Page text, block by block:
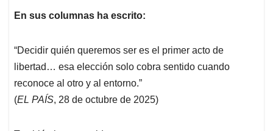
En sus columnas ha escrito:
“Decidir quién queremos ser es el primer acto de
libertad… esa elección solo cobra sentido cuando
reconoce al otro y al entorno.”
(EL PAÍS, 28 de octubre de 2025)